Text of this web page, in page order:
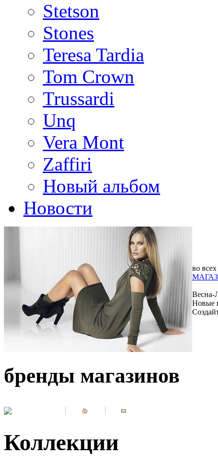
Stetson
Stones
Teresa Tardia
Tom Crown
Trussardi
Unq
Vera Mont
Zaffiri
Новый альбом
Новости
во всех
Весна-
Новые
бренды магазинов
Коллекции